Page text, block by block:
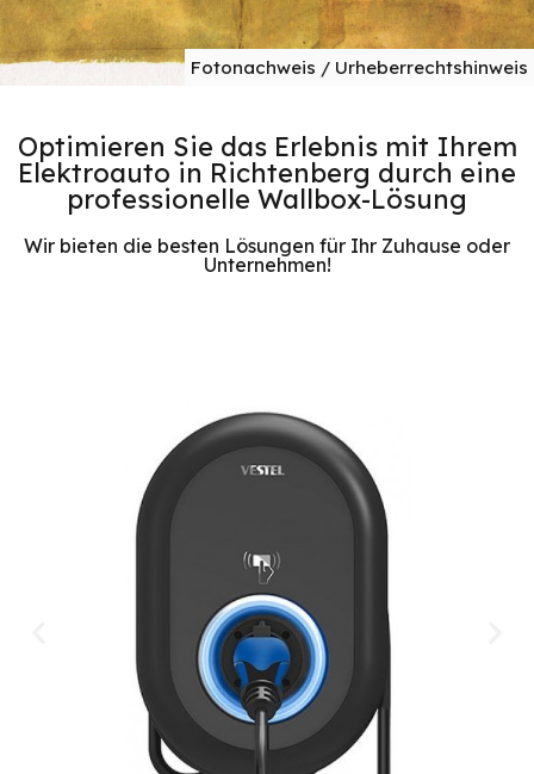
Fotonachweis / Urheberrechtshinweis
Optimieren Sie das Erlebnis mit Ihrem
Elektroauto in Richtenberg durch eine
professionelle Wallbox-Lösung
Wir bieten die besten Lösungen für Ihr Zuhause oder
Unternehmen!